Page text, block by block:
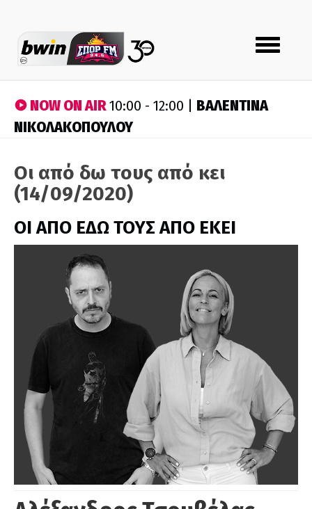
Toggle
navigation
NOW ON AIR10:00 - 12:00 | ΒΑΛΕΝΤΙΝΑ
ΝΙΚΟΛΑΚΟΠΟΥΛΟΥ
Οι από δω τους από κει
(14/09/2020)
ΟΙ ΑΠΟ ΕΔΩ ΤΟΥΣ ΑΠΟ ΕΚΕΙ